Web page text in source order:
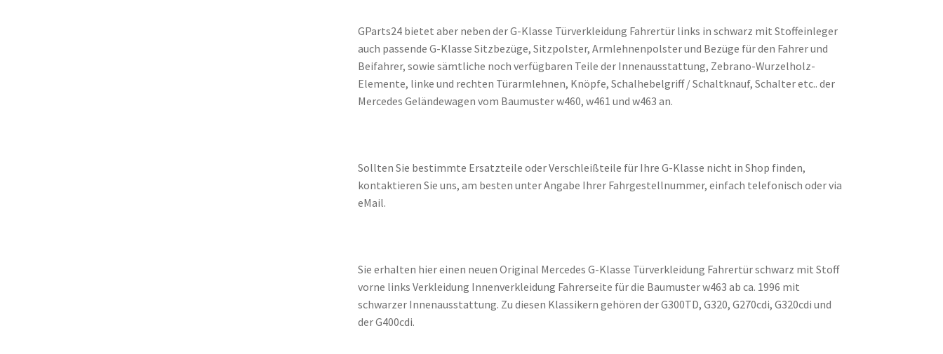
GParts24 bietet aber neben der G-Klasse Türverkleidung Fahrertür links in schwarz mit Stoffeinleger
auch passende G-Klasse Sitzbezüge, Sitzpolster, Armlehnenpolster und Bezüge für den Fahrer und
Beifahrer, sowie sämtliche noch verfügbaren Teile der Innenausstattung, Zebrano-Wurzelholz-
Elemente, linke und rechten Türarmlehnen, Knöpfe, Schalhebelgriff / Schaltknauf, Schalter etc.. der
Mercedes Geländewagen vom Baumuster w460, w461 und w463 an.
Sollten Sie bestimmte Ersatzteile oder Verschleißteile für Ihre G-Klasse nicht in Shop finden,
kontaktieren Sie uns, am besten unter Angabe Ihrer Fahrgestellnummer, einfach telefonisch oder via
eMail.
Sie erhalten hier einen neuen Original Mercedes G-Klasse Türverkleidung Fahrertür schwarz mit Stoff
vorne links Verkleidung Innenverkleidung Fahrerseite für die Baumuster w463 ab ca. 1996 mit
schwarzer Innenausstattung. Zu diesen Klassikern gehören der G300TD, G320, G270cdi, G320cdi und
der G400cdi.